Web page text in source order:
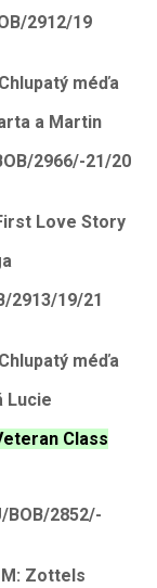
2912/19
méďa
a Martin
2966/-21/20
Love Story
2913/19/21
méďa
Lucie
Class
BOB/2852/-
Zottels